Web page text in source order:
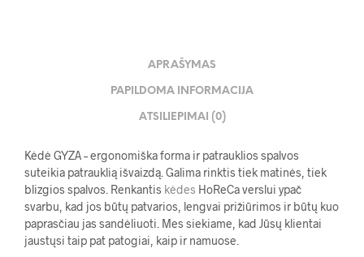
APRAŠYMAS
PAPILDOMA INFORMACIJA
ATSILIEPIMAI (0)
Kėdė GYZA – ergonomiška forma ir patrauklios spalvos
suteikia patrauklią išvaizdą. Galima rinktis tiek matinės, tiek
blizgios spalvos. Renkantis kėdes HoReCa verslui ypač
svarbu, kad jos būtų patvarios, lengvai prižiūrimos ir būtų kuo
paprasčiau jas sandėliuoti. Mes siekiame, kad Jūsų klientai
jaustųsi taip pat patogiai, kaip ir namuose.